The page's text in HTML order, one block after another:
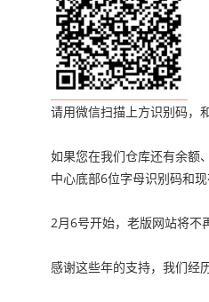
请用微信扫描上方识别码，
如果您在我们仓库还有余额
中心底部6位字母识别码和
2月6号开始，老版网站将不
感谢这些年的支持，我们经